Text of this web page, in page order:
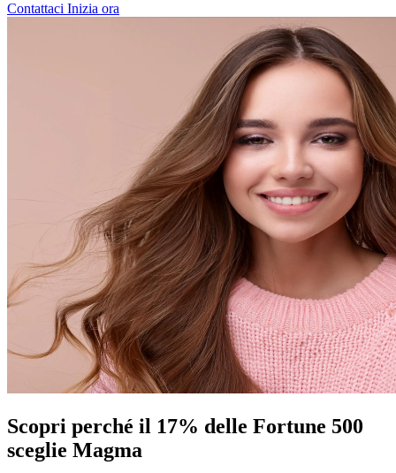
Contattaci Inizia ora
Scopri perché il 17% delle Fortune 500
sceglie Magma